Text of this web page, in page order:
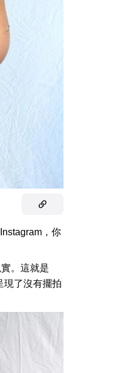
，你
。這就是
現了沒有擺拍